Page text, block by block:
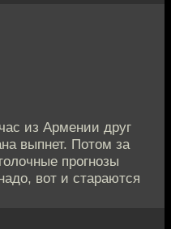
из Армении друг
выпнет. Потом за
прогнозы
вот и стараются